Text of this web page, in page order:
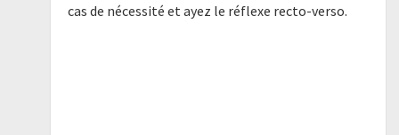
cas de nécessité et ayez le réflexe recto-verso.